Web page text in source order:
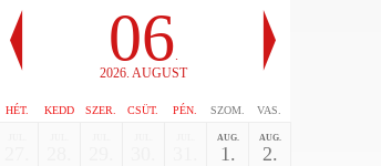
06.
2026. AUGUST
HÉT. KEDD SZER. CSÜT. PÉN. SZOM. VAS.
AUG.
1.
AUG.
2.